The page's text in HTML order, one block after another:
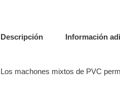
Descripción Información
Los machones mixtos de PVC